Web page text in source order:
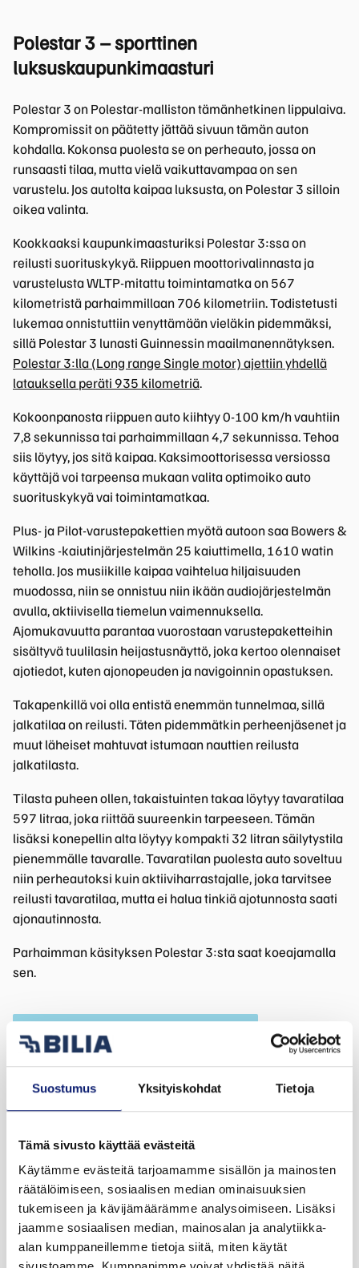
Suostumus Yksityiskohdat Tietoja
Tämä sivusto käyttää evästeitä
Käytämme evästeitä tarjoamamme sisällön ja mainosten
räätälöimiseen, sosiaalisen median ominaisuuksien
tukemiseen ja kävijämäärämme analysoimiseen. Lisäksi
jaamme sosiaalisen median, mainosalan ja analytiikka-
alan kumppaneillemme tietoja siitä, miten käytät
Polestar 3 – sporttinen
luksuskaupunkimaasturi
Polestar 3 on Polestar-malliston tämänhetkinen lippulaiva.
Kompromissit on päätetty jättää sivuun tämän auton
kohdalla. Kokonsa puolesta se on perheauto, jossa on
runsaasti tilaa, mutta vielä vaikuttavampaa on sen
varustelu. Jos autolta kaipaa luksusta, on Polestar 3 silloin
oikea valinta.
Kookkaaksi kaupunkimaasturiksi Polestar 3:ssa on
reilusti suorituskykyä. Riippuen moottorivalinnasta ja
varustelusta WLTP-mitattu toimintamatka on 567
kilometristä parhaimmillaan 706 kilometriin. Todistetusti
lukemaa onnistuttiin venyttämään vieläkin pidemmäksi,
sillä Polestar 3 lunasti Guinnessin maailmanennätyksen.
Polestar 3:lla (Long range Single motor) ajettiin yhdellä
latauksella peräti 935 kilometriä.
Kokoonpanosta riippuen auto kiihtyy 0-100 km/h vauhtiin
7,8 sekunnissa tai parhaimmillaan 4,7 sekunnissa. Tehoa
siis löytyy, jos sitä kaipaa. Kaksimoottorisessa versiossa
käyttäjä voi tarpeensa mukaan valita optimoiko auto
suorituskykyä vai toimintamatkaa.
Plus- ja Pilot-varustepakettien myötä autoon saa Bowers &
Wilkins -kaiutinjärjestelmän 25 kaiuttimella, 1610 watin
teholla. Jos musiikille kaipaa vaihtelua hiljaisuuden
muodossa, niin se onnistuu niin ikään audiojärjestelmän
avulla, aktiivisella tiemelun vaimennuksella.
Ajomukavuutta parantaa vuorostaan varustepaketteihin
sisältyvä tuulilasin heijastusnäyttö, joka kertoo olennaiset
ajotiedot, kuten ajonopeuden ja navigoinnin opastuksen.
Takapenkillä voi olla entistä enemmän tunnelmaa, sillä
jalkatilaa on reilusti. Täten pidemmätkin perheenjäsenet ja
muut läheiset mahtuvat istumaan nauttien reilusta
jalkatilasta.
Tilasta puheen ollen, takaistuinten takaa löytyy tavaratilaa
597 litraa, joka riittää suureenkin tarpeeseen. Tämän
lisäksi konepellin alta löytyy kompakti 32 litran säilytystila
pienemmälle tavaralle. Tavaratilan puolesta auto soveltuu
niin perheautoksi kuin aktiiviharrastajalle, joka tarvitsee
reilusti tavaratilaa, mutta ei halua tinkiä ajotunnosta saati
ajonautinnosta.
Parhaimman käsityksen Polestar 3:sta saat koeajamalla
sen.
TUTUSTU AUTOON JA VARAA KOEAJO